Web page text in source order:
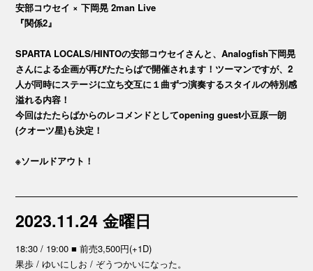
安部コウセイ × 下岡晃 2man Live
『関係2』
SPARTA LOCALS/HINTOの安部コウセイさんと、Analogfish下岡晃
さんによる企画が再びたたらばで開催されます！ツーマンですが、2
人が同時にステージに立ち交互に１曲ずつ演奏するスタイルの特別感
溢れる内容！
今回はたたらばからのレコメンドとしてopening guest小豆原一朗
(クオーツ星)も決定！
※ソールドアウト！
2023.11.24 金曜日
18:30 / 19:00 ■ 前売3,500円(+1D)
果歩 / ゆいにしお / ぞうつかいになった。